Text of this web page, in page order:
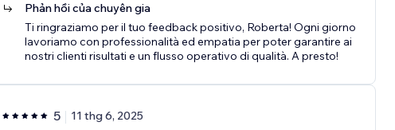
Phản hồi của chuyên gia
Ti ringraziamo per il tuo feedback positivo, Roberta! Ogni giorno
lavoriamo con professionalità ed empatia per poter garantire ai
nostri clienti risultati e un flusso operativo di qualità. A presto!
5 11 thg 6, 2025